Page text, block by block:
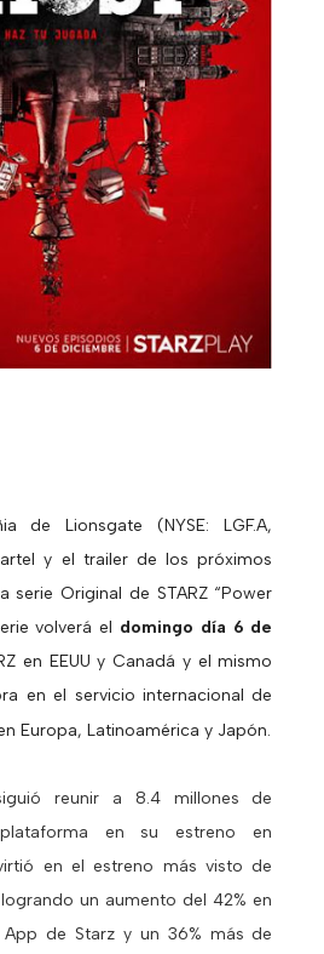
de Lionsgate (NYSE: LGF.A,
y el trailer de los próximos
serie Original de STARZ “Power
volverá el domingo día 6 de
en EEUU y Canadá y el mismo
en el servicio internacional de
Europa, Latinoamérica y Japón.
reunir a 8.4 millones de
en su estreno en
en el estreno más visto de
un aumento del 42% en
de Starz y un 36% más de